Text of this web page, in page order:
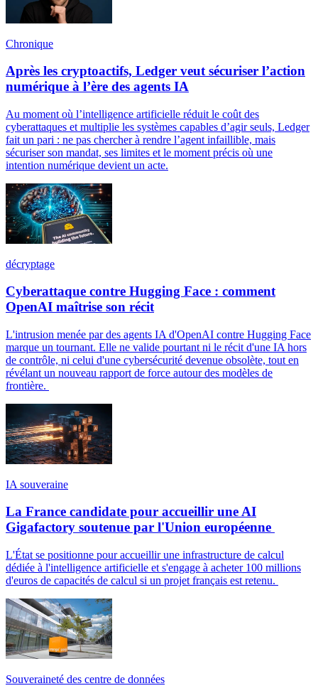
Chronique
Après les cryptoactifs, Ledger veut sécuriser l’action
numérique à l’ère des agents IA
Au moment où l’intelligence artificielle réduit le coût des
cyberattaques et multiplie les systèmes capables d’agir seuls, Ledger
fait un pari : ne pas chercher à rendre l’agent infaillible, mais
sécuriser son mandat, ses limites et le moment précis où une
intention numérique devient un acte.
décryptage
Cyberattaque contre Hugging Face : comment
OpenAI maîtrise son récit
L'intrusion menée par des agents IA d'OpenAI contre Hugging Face
marque un tournant. Elle ne valide pourtant ni le récit d'une IA hors
de contrôle, ni celui d'une cybersécurité devenue obsolète, tout en
révélant un nouveau rapport de force autour des modèles de
frontière.
IA souveraine
La France candidate pour accueillir une AI
Gigafactory soutenue par l'Union européenne
L'État se positionne pour accueillir une infrastructure de calcul
dédiée à l'intelligence artificielle et s'engage à acheter 100 millions
d'euros de capacités de calcul si un projet français est retenu.
Souveraineté des centre de données